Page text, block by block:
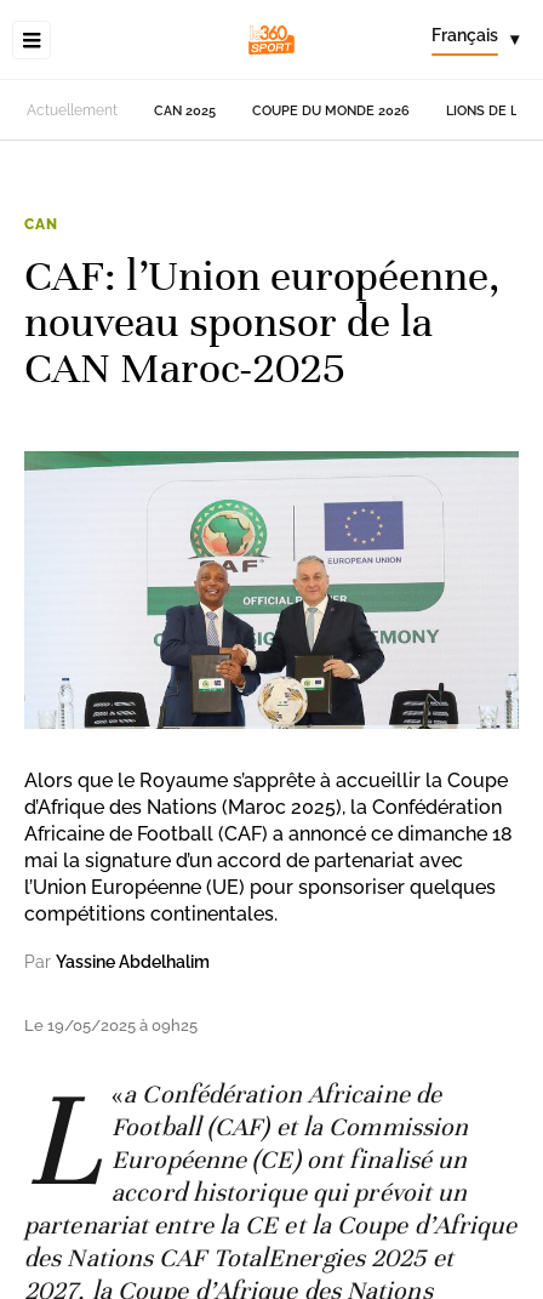
Français ▾
Actuellement CAN 2025 COUPE DU MONDE 2026 LIONS DE
CAN
CAF: l’Union européenne,
nouveau sponsor de la
CAN Maroc-2025
Alors que le Royaume s’apprête à accueillir la Coupe
d’Afrique des Nations (Maroc 2025), la Confédération
Africaine de Football (CAF) a annoncé ce dimanche 18
mai la signature d’un accord de partenariat avec
l’Union Européenne (UE) pour sponsoriser quelques
compétitions continentales.
Par Yassine Abdelhalim
Le 19/05/2025 à 09h25
«
L
a Confédération Africaine de
Football (CAF) et la Commission
Européenne (CE) ont finalisé un
accord historique qui prévoit un
partenariat entre la CE et la Coupe d’Afrique
des Nations CAF TotalEnergies 2025 et
2027, la Coupe d’Afrique des Nations